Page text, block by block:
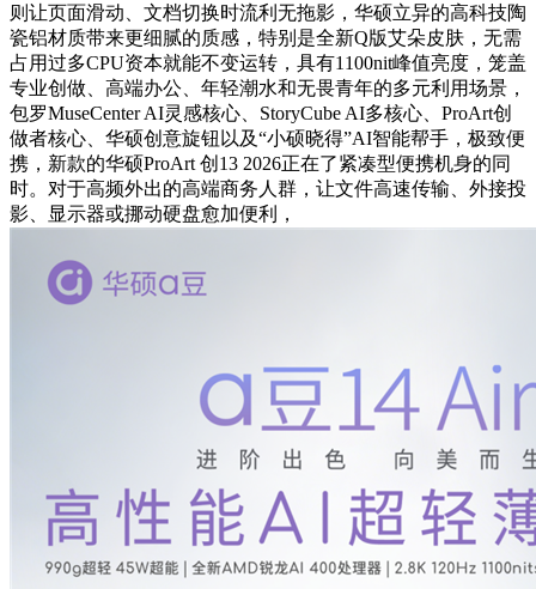
则让页面滑动、文档切换时流利无拖影，华硕立异的高科技陶
瓷铝材质带来更细腻的质感，特别是全新Q版艾朵皮肤，无需
占用过多CPU资本就能不变运转，具有1100nit峰值亮度，笼盖
专业创做、高端办公、年轻潮水和无畏青年的多元利用场景，
包罗MuseCenter AI灵感核心、StoryCube AI多核心、ProArt创
做者核心、华硕创意旋钮以及“小硕晓得”AI智能帮手，极致便
携，新款的华硕ProArt 创13 2026正在了紧凑型便携机身的同
时。对于高频外出的高端商务人群，让文件高速传输、外接投
影、显示器或挪动硬盘愈加便利，